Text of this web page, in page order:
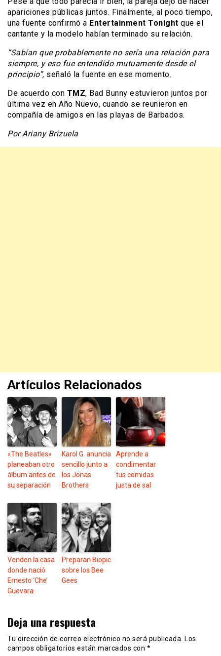
apariciones públicas juntos. Finalmente, al poco tiempo,
una fuente confirmó a Entertainment Tonight que el
cantante y la modelo habían terminado su relación.
“Sabían que probablemente no sería una relación para
siempre, y eso fue entendido mutuamente desde el
principio”, señaló la fuente en ese momento.
De acuerdo con TMZ, Bad Bunny estuvieron juntos por
última vez en Año Nuevo, cuando se reunieron en
compañía de amigos en las playas de Barbados.
Por Ariany Brizuela
Artículos Relacionados
«The Beatles»
planeaban otro
álbum antes de
su separación
Karol G. anuncia
sencillo junto a
los Jonas
Brothers
Aprende a
condimentar
tus comidas
justa de sal
Venden la casa
donde nació
Ernesto ‘Che’
Guevara
Preparan Biopic
sobre los Bee
Gees
Deja una respuesta
Tu dirección de correo electrónico no será publicada. Los
campos obligatorios están marcados con *